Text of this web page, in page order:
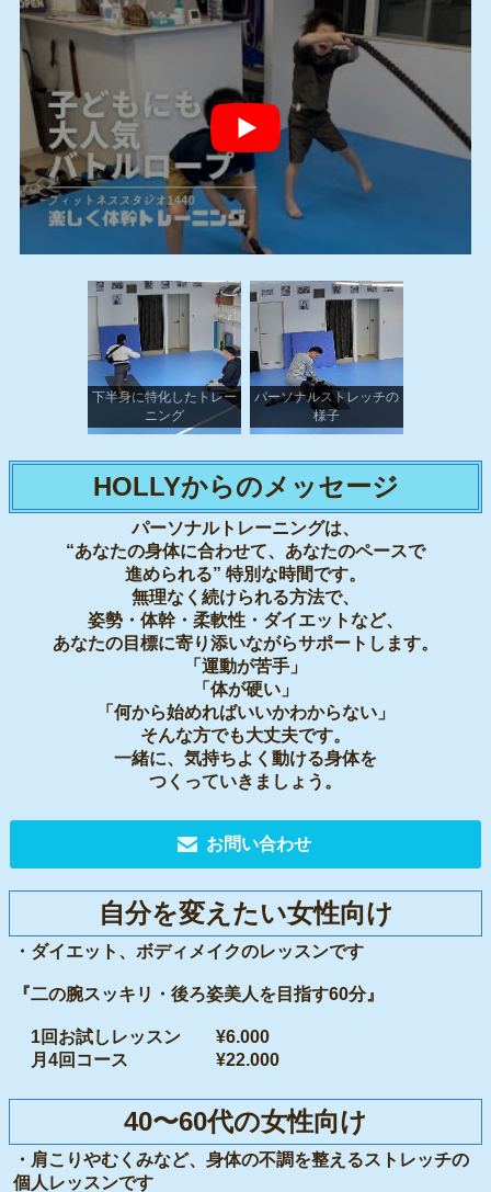
下半身に特化したトレー
ニング
パーソナルストレッチの
様子
HOLLYからのメッセージ
パーソナルトレーニングは、
“あなたの身体に合わせて、あなたのペースで
進められる” 特別な時間です。
無理なく続けられる方法で、
姿勢・体幹・柔軟性・ダイエットなど、
あなたの目標に寄り添いながらサポートします。
「運動が苦手」
「体が硬い」
「何から始めればいいかわからない」
そんな方でも大丈夫です。
一緒に、気持ちよく動ける身体を
つくっていきましょう。
お問い合わせ
自分を変えたい女性向け
・ダイエット、ボディメイクのレッスンです
『二の腕スッキリ・後ろ姿美人を目指す60分』
1回お試しレッスン ¥6.000
月4回コース ¥22.000
40〜60代の女性向け
・肩こりやむくみなど、身体の不調を整えるストレッチの
個人レッスンです